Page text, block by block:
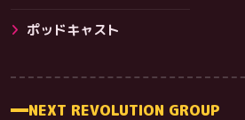
その他サービス
ポッドキャスト
NEXT REVOLUTION GROUP